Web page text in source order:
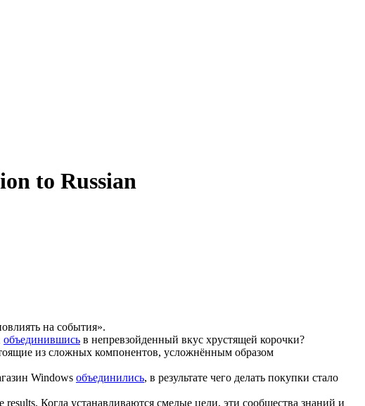
to Russian
на события».
объединившись в непревзойденный вкус хрустящей корочки?
из сложных компонентов, усложнённым образом
Windows объединились, в результате чего делать покупки стало
results. Когда устанавливаются смелые цели, эти сообщества знаний и